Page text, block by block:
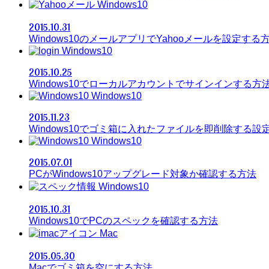
Windows10
2015.10.31
Windows10のメールアプリでYahooメールを設定する
Windows10
2015.10.25
Windows10でローカルアカウントでサインインする方
Windows10
2015.11.23
Windows10でゴミ箱に入れたファイルを即削除する設
Windows10
2015.07.01
PCがWindows10アップグレード対象か確認する方法
Windows10
2015.10.31
Windows10でPCのスペックを確認する方法
Mac
2015.05.30